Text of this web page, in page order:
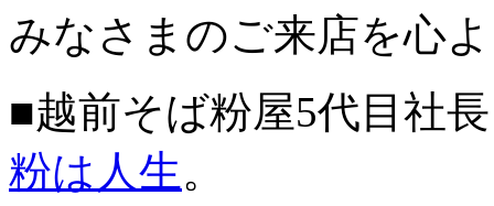
みなさまのご来店を心
■越前そば粉屋5代目社
粉は人生。